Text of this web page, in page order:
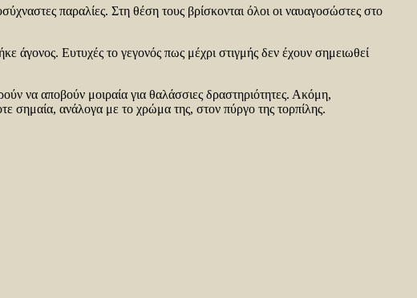
παραλίες. Στη θέση τους βρίσκονται όλοι οι ναυαγοσώστες στο
Ευτυχές το γεγονός πως μέχρι στιγμής δεν έχουν σημειωθεί
να αποβούν μοιραία για θαλάσσιες δραστηριότητες. Ακόμη,
σημαία, ανάλογα με το χρώμα της, στον πύργο της τορπίλης.